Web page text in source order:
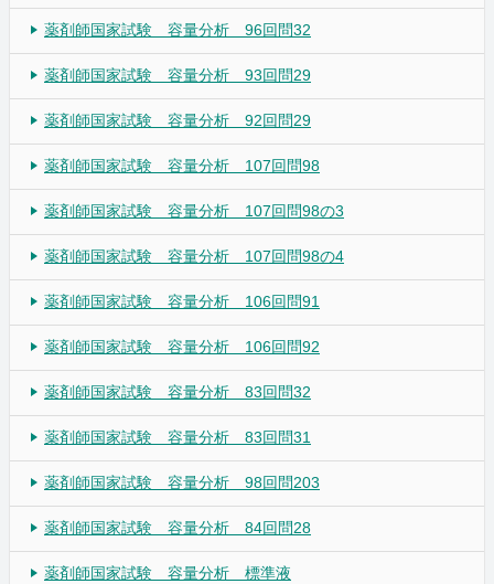
薬剤師国家試験 容量分析 96回問32
薬剤師国家試験 容量分析 93回問29
薬剤師国家試験 容量分析 92回問29
薬剤師国家試験 容量分析 107回問98
薬剤師国家試験 容量分析 107回問98の3
薬剤師国家試験 容量分析 107回問98の4
薬剤師国家試験 容量分析 106回問91
薬剤師国家試験 容量分析 106回問92
薬剤師国家試験 容量分析 83回問32
薬剤師国家試験 容量分析 83回問31
薬剤師国家試験 容量分析 98回問203
薬剤師国家試験 容量分析 84回問28
薬剤師国家試験 容量分析 標準液